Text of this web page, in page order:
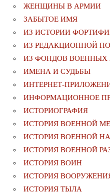
ЖЕНЩИНЫ В АРМИИ
ЗАБЫТОЕ ИМЯ
ИЗ ИСТОРИИ
ИЗ РЕДАКЦИОННОЙ
ИЗ ФОНДОВ ВОЕННЫХ
ИМЕНА И СУДЬБЫ
ИНТЕРНЕТ-
ИНФОРМАЦИОННОЕ
ИСТОРИОГРАФИЯ
ИСТОРИЯ ВОЕННОЙ
ИСТОРИЯ ВОЕННОЙ
ИСТОРИЯ ВОЕННОЙ
ИСТОРИЯ ВОИН
ИСТОРИЯ
ИСТОРИЯ ТЫЛА